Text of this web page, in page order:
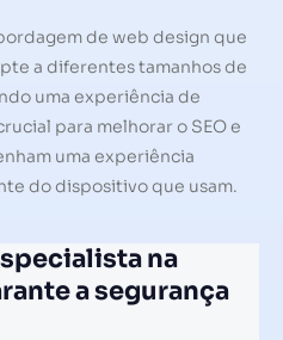
de web design que
a diferentes tamanhos de
uma experiência de
para melhorar o SEO e
uma experiência
do dispositivo que usam.
na
a segurança